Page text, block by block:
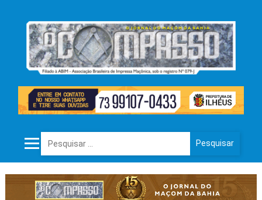
Pesquisar por: